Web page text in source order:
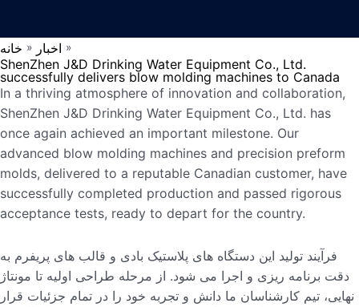
خانه » اخبار »
ShenZhen J&D Drinking Water Equipment Co., Ltd.
successfully delivers blow molding machines to Canada
In a thriving atmosphere of innovation and collaboration,
ShenZhen J&D Drinking Water Equipment Co., Ltd. has
once again achieved an important milestone. Our
advanced blow molding machines and precision preform
molds, delivered to a reputable Canadian customer, have
successfully completed production and passed rigorous
acceptance tests, ready to depart for the country.
فرآیند تولید این دستگاه های پلاستیک بادی و قالب های پریفرم به
دقت برنامه ریزی و اجرا می شود. از مرحله طراحی اولیه تا مونتاژ
نهایی، تیم کارشناسان ما دانش و تجربه خود را در تمام جزئیات قرار